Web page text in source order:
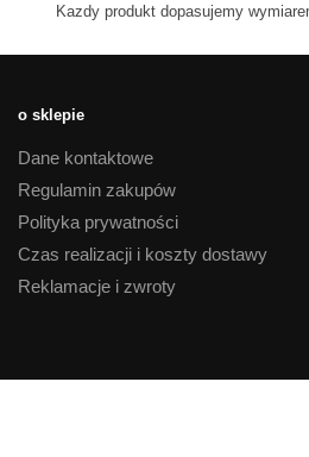
Kazdy produkt dopasujemy
o sklepie
Dane kontaktowe
Regulamin zakupów
Polityka prywatności
Czas realizacji i koszty dostawy
Reklamacje i zwroty